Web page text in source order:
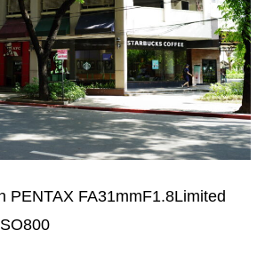
PENTAX FA31mmF1.8Limited